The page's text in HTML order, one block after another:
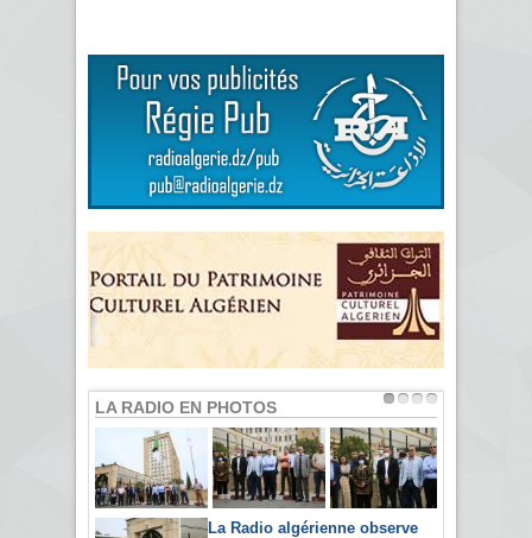
LA RADIO EN PHOTOS
La Radio algérienne observe